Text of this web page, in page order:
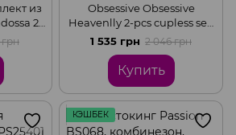
из
2-
XL
грн
Obsessive Obsessive
Heavenlly 2-pcs cupless set,
XL/2XL
1 535 грн 2 046 грн
Купить
КЭШБЕК